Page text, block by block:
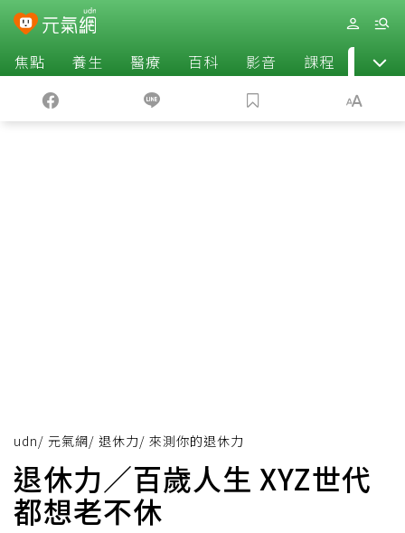
焦點 養生 醫療 百科 影音 課程 退休
udn/ 元氣網/ 退休力/ 來測你的退休力
退休力／百歲人生 XYZ世代
都想老不休